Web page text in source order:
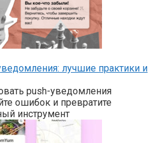
лучшие практики и
push-уведомления
ошибок и превратите
инструмент